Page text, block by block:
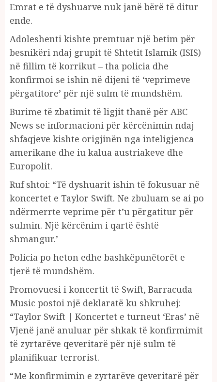
Emrat e të dyshuarve nuk janë bërë të ditur
ende.
Adoleshenti kishte premtuar një betim për
besnikëri ndaj grupit të Shtetit Islamik (ISIS)
në fillim të korrikut – tha policia dhe
konfirmoi se ishin në dijeni të ‘veprimeve
përgatitore’ për një sulm të mundshëm.
Burime të zbatimit të ligjit thanë për ABC
News se informacioni për kërcënimin ndaj
shfaqjeve kishte origjinën nga inteligjenca
amerikane dhe iu kalua austriakeve dhe
Europolit.
Ruf shtoi: “Të dyshuarit ishin të fokusuar në
koncertet e Taylor Swift. Ne zbuluam se ai po
ndërmerrte veprime për t’u përgatitur për
sulmin. Një kërcënim i qartë është
shmangur.’
Policia po heton edhe bashkëpunëtorët e
tjerë të mundshëm.
Promovuesi i koncertit të Swift, Barracuda
Music postoi një deklaratë ku shkruhej:
“Taylor Swift | Koncertet e turneut ‘Eras’ në
Vjenë janë anuluar për shkak të konfirmimit
të zyrtarëve qeveritarë për një sulm të
planifikuar terrorist.
“Me konfirmimin e zyrtarëve qeveritarë për